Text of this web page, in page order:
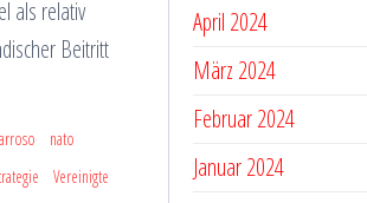
als relativ
Beitritt
nato
Vereinigte
April 2024
März 2024
Februar 2024
Januar 2024